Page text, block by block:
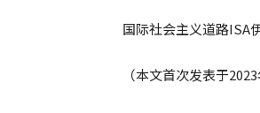
国际社会主义道路ISA
（本文首次发表于2023